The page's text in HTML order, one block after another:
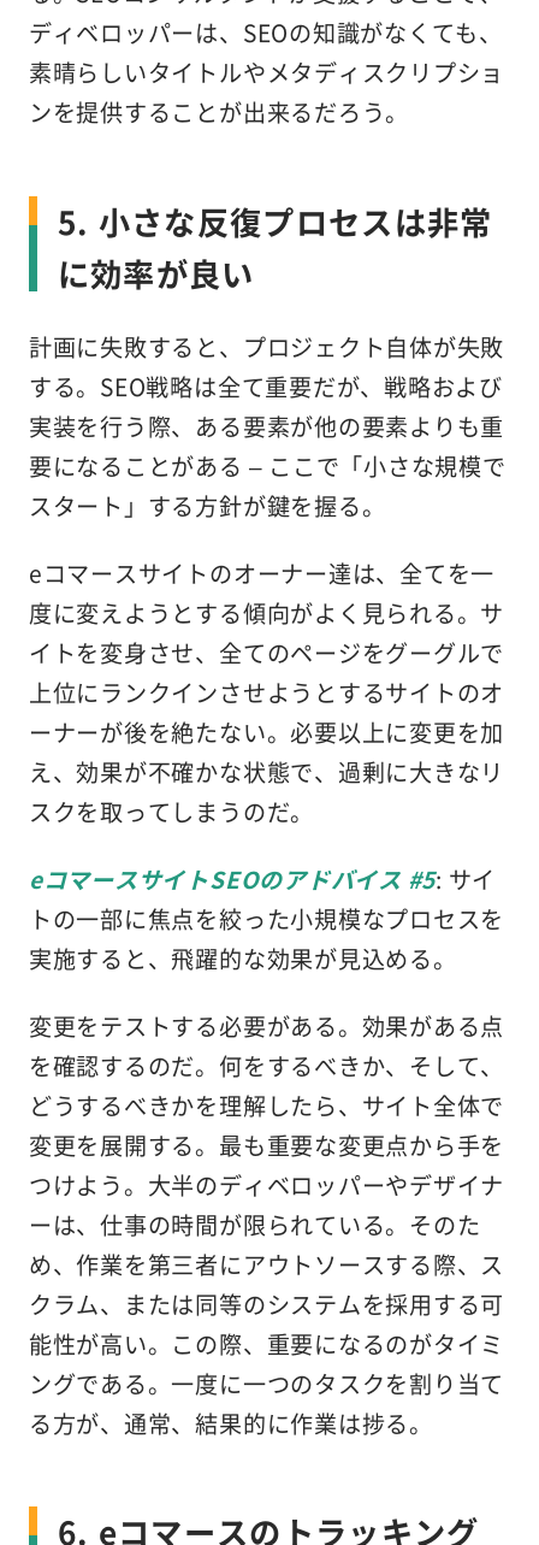
ディベロッパーは、SEOの知識がなくても、
素晴らしいタイトルやメタディスクリプショ
ンを提供することが出来るだろう。
5. 小さな反復プロセスは非常
に効率が良い
計画に失敗すると、プロジェクト自体が失敗
する。SEO戦略は全て重要だが、戦略および
実装を行う際、ある要素が他の要素よりも重
要になることがある – ここで「小さな規模で
スタート」する方針が鍵を握る。
eコマースサイトのオーナー達は、全てを一
度に変えようとする傾向がよく見られる。サ
イトを変身させ、全てのページをグーグルで
上位にランクインさせようとするサイトのオ
ーナーが後を絶たない。必要以上に変更を加
え、効果が不確かな状態で、過剰に大きなリ
スクを取ってしまうのだ。
eコマースサイトSEOのアドバイス #5: サイ
トの一部に焦点を絞った小規模なプロセスを
実施すると、飛躍的な効果が見込める。
変更をテストする必要がある。効果がある点
を確認するのだ。何をするべきか、そして、
どうするべきかを理解したら、サイト全体で
変更を展開する。最も重要な変更点から手を
つけよう。大半のディベロッパーやデザイナ
ーは、仕事の時間が限られている。そのた
め、作業を第三者にアウトソースする際、ス
クラム、または同等のシステムを採用する可
能性が高い。この際、重要になるのがタイミ
ングである。一度に一つのタスクを割り当て
る方が、通常、結果的に作業は捗る。
6. eコマースのトラッキング